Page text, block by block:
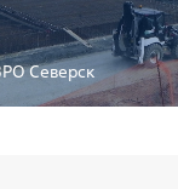
Северск